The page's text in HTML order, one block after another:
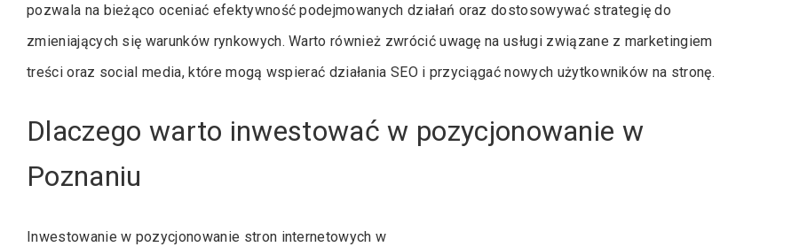
pozwala na bieżąco oceniać efektywność podejmowanych działań oraz dostosowywać strategię do
zmieniających się warunków rynkowych. Warto również zwrócić uwagę na usługi związane z marketingiem
treści oraz social media, które mogą wspierać działania SEO i przyciągać nowych użytkowników na stronę.
Dlaczego warto inwestować w pozycjonowanie w
Poznaniu
Inwestowanie w pozycjonowanie stron internetowych w